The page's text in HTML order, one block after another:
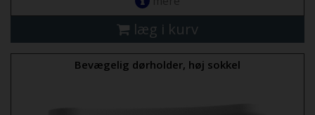
læg i kurv
Bevægelig dørholder, høj sokkel